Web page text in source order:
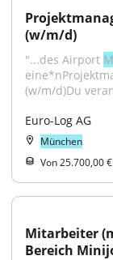
(w/m/d)
"...des Airport
(w/m/d)Du
Euro-Log AG
München
Von 25.700,00
Mitarbeiter
Bereich